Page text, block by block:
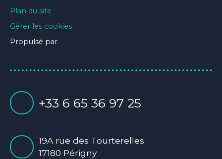
Plan du site
Gérer les cookies
Propulsé par
+33 6 65 36 97 25
19A rue des Tourterelles
17180 Périgny